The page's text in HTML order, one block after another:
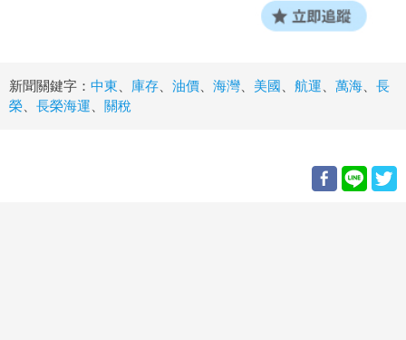
新聞關鍵字： 中東 庫存 油價 海灣 美國 航運 萬海
長
榮
長榮海運 關稅